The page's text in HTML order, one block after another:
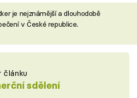
je nejznámější a dlouhodobě
v České republice.
článku
sdělení